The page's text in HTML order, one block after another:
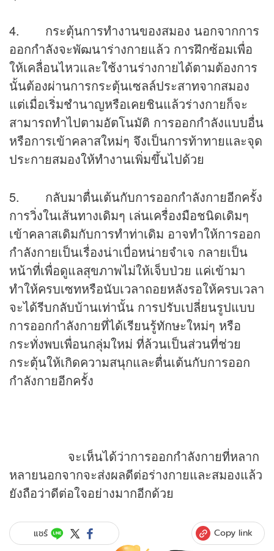
4. กระตุ้นการทำงานของสมอง นอกจากการ
ออกกำลังจะพัฒนาร่างกายแล้ว การฝึกซ้อมเพื่อ
ให้เคลื่อนไหวและใช้งานร่างกายได้ตามต้องการ
นั้นต้องผ่านการกระตุ้นเซลล์ประสาทจากสมอง
แต่เมื่อเริ่มชำนาญหรือเคยชินแล้วร่างกายก็จะ
สามารถทำไปตามอัตโนมัติ การออกกำลังแบบอื่น
หรือการเข้าคลาสใหม่ๆ จึงเป็นการท้าทายและจุด
ประกายสมองให้ทำงานเพิ่มขึ้นไปด้วย
5. กลับมาตื่นเต้นกับการออกกำลังกายอีกครั้ง
การวิ่งในเส้นทางเดิมๆ เล่นเครื่องมือชนิดเดิมๆ
เข้าคลาสเดิมกับการทำท่าเดิม อาจทำให้การออก
กำลังกายเป็นเรื่องน่าเบื่อหน่ายจำเจ กลายเป็น
หน้าที่เพื่อดูแลสุขภาพไม่ให้เจ็บป่วย แค่เข้ามา
ทำให้ครบเซทหรือนับเวลาถอยหลังรอให้ครบเวลา
จะได้รีบกลับบ้านเท่านั้น การปรับเปลี่ยนรูปแบบ
การออกกำลังกายที่ได้เรียนรู้ทักษะใหม่ๆ หรือ
กระทั่งพบเพื่อนกลุ่มใหม่ ที่ล้วนเป็นส่วนที่ช่วย
กระตุ้นให้เกิดความสนุกและตื่นเต้นกับการออก
กำลังกายอีกครั้ง
จะเห็นได้ว่าการออกกำลังกายที่หลาก
หลายนอกจากจะส่งผลดีต่อร่างกายและสมองแล้ว
ยังถือว่าดีต่อใจอย่างมากอีกด้วย
แชร์ Copy link